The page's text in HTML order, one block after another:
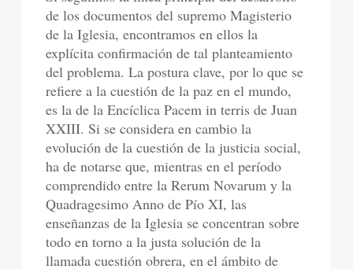
de los documentos del supremo Magisterio
de la Iglesia, encontramos en ellos la
explícita confirmación de tal planteamiento
del problema. La postura clave, por lo que se
refiere a la cuestión de la paz en el mundo,
es la de la Encíclica Pacem in terris de Juan
XXIII. Si se considera en cambio la
evolución de la cuestión de la justicia social,
ha de notarse que, mientras en el período
comprendido entre la Rerum Novarum y la
Quadragesimo Anno de Pío XI, las
enseñanzas de la Iglesia se concentran sobre
todo en torno a la justa solución de la
llamada cuestión obrera, en el ámbito de